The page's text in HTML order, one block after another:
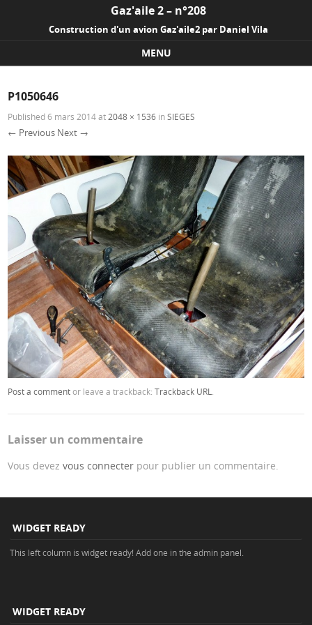
Gaz'aile 2 – n°208
Construction d'un avion Gaz'aile2 par Daniel Vila
MENU
P1050646
Published6 mars 2014at 2048 × 1536 inSIEGES
← Previous Next →
Post a commentor leave a trackback:Trackback URL
Laisser un commentaire
Vous devezvous connecter pour publier un commentaire.
WIDGET READY
This left column is widget ready! Add one in the admin panel.
WIDGET READY